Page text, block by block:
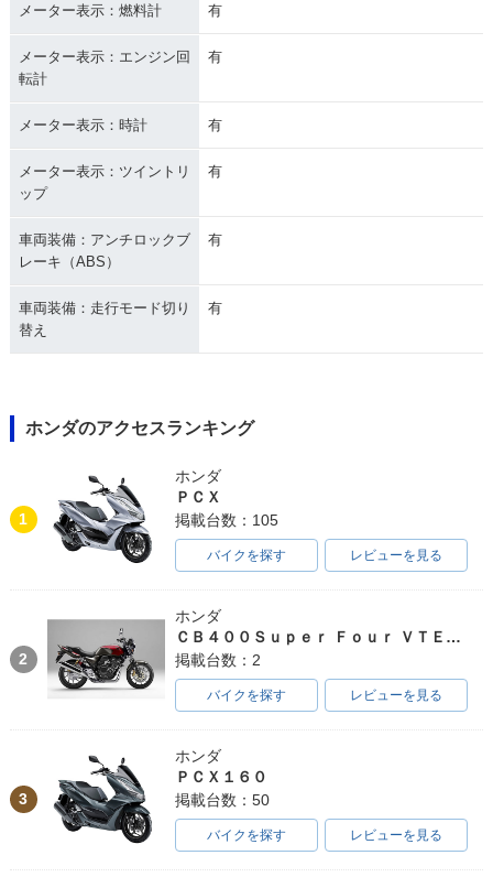
メーター表示：燃料計 有
メーター表示：エンジン回
転計
有
メーター表示：時計 有
メーター表示：ツイントリ
ップ
有
車両装備：アンチロックブ
レーキ（ABS）
有
車両装備：走行モード切り
替え
有
ホンダのアクセスランキング
1
ホンダ
ＰＣＸ
掲載台数：105
バイクを探す レビューを見る
2
ホンダ
ＣＢ４００Ｓｕｐｅｒ Ｆｏｕｒ ＶＴＥＣ ＳＰＥＣ３
掲載台数：2
バイクを探す レビューを見る
3
ホンダ
ＰＣＸ１６０
掲載台数：50
バイクを探す レビューを見る